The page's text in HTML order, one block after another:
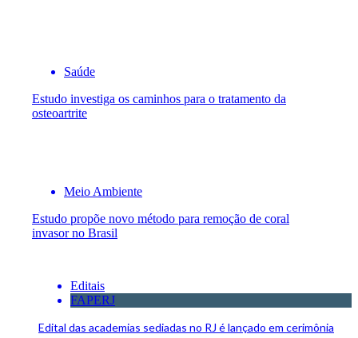
Saúde
Estudo investiga os caminhos para o tratamento da
osteoartrite
Meio Ambiente
Estudo propõe novo método para remoção de coral
invasor no Brasil
Editais
FAPERJ
Edital das academias sediadas no RJ é lançado em cerimônia